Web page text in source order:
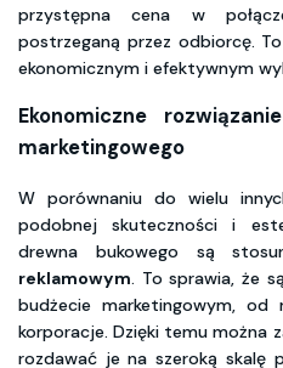
przystępna cena w
postrzeganą przez odbiorcę.
ekonomicznym i efektywnym
Ekonomiczne
marketingowego
W porównaniu do wielu
podobnej skuteczności i
drewna bukowego są
reklamowym. To sprawia, że
budżecie marketingowym,
korporacje. Dzięki temu można
rozdawać je na szeroką skalę